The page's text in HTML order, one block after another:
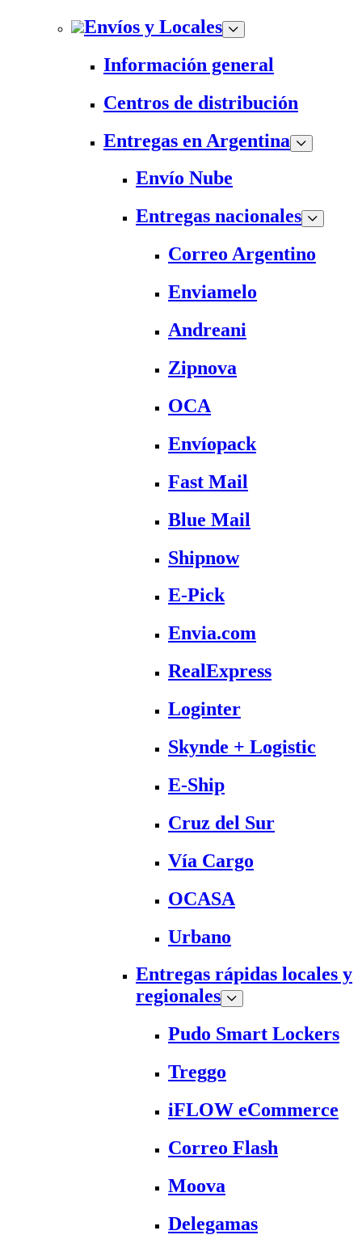
Envíos y Locales
Información general
Centros de distribución
Entregas en Argentina
Envío Nube
Entregas nacionales
Correo Argentino
Enviamelo
Andreani
Zipnova
OCA
Envíopack
Fast Mail
Blue Mail
Shipnow
E-Pick
Envia.com
RealExpress
Loginter
Skynde + Logistic
E-Ship
Cruz del Sur
Vía Cargo
OCASA
Urbano
Entregas rápidas locales y
regionales
Pudo Smart Lockers
Treggo
iFLOW eCommerce
Correo Flash
Moova
Delegamas